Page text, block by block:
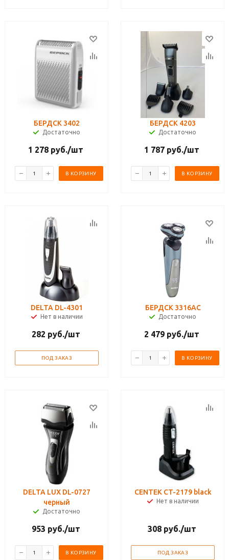
БЕРДСК 3402
Достаточно
1 278 руб./шт
В КОРЗИНУ
БЕРДСК 4203
Достаточно
1 787 руб./шт
В КОРЗИНУ
DELTA DL-4301
Нет в наличии
282 руб./шт
ПОД ЗАКАЗ
БЕРДСК 3316АС
Достаточно
2 479 руб./шт
В КОРЗИНУ
DELTA LUX DL-0727
черный
Достаточно
953 руб./шт
В КОРЗИНУ
CENTEK CT-2179 black
Нет в наличии
308руб./шт
ПОД ЗАКАЗ